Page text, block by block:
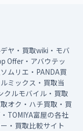
ヤ・買取wiki・モバ
Offer・アバウテッ
ムリエ・PANDA買
ミックス・買取当
クルモバイル・買取
オク・ハチ買取・買
TOMIYA富屋の各社
・買取比較サイト